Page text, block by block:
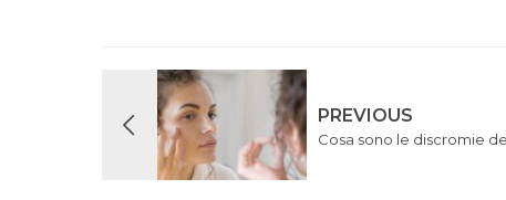
PREVIOUS
Cosa sono le discromie